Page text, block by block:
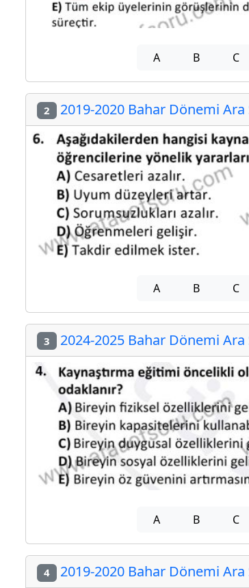
A B C
2 2019-2020 Bahar Dönemi Ara
A B C
3 2024-2025 Bahar Dönemi Ara
A B C
4 2019-2020 Bahar Dönemi Ara